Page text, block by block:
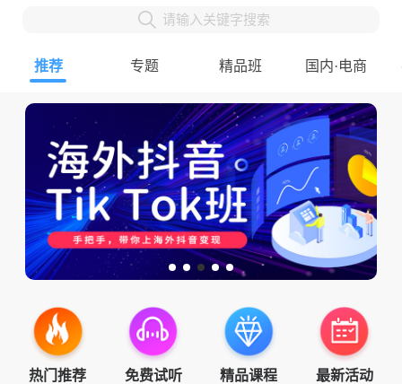
请输入关键字搜索
推荐 专题 精品班 国内·电商
热门推荐 免费试听 精品课程 最新活动